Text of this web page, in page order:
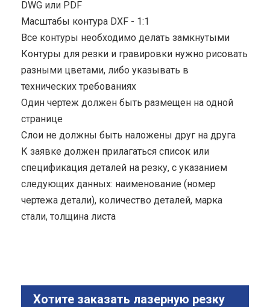
DWG или PDF
Масштабы контура DXF - 1:1
Все контуры необходимо делать замкнутыми
Контуры для резки и гравировки нужно рисовать
разными цветами, либо указывать в
технических требованиях
Один чертеж должен быть размещен на одной
странице
Cлои не должны быть наложены друг на друга
К заявке должен прилагаться список или
спецификация деталей на резку, с указанием
следующих данных: наименование (номер
чертежа детали), количество деталей, марка
стали, толщина листа
Хотите заказать лазерную резку